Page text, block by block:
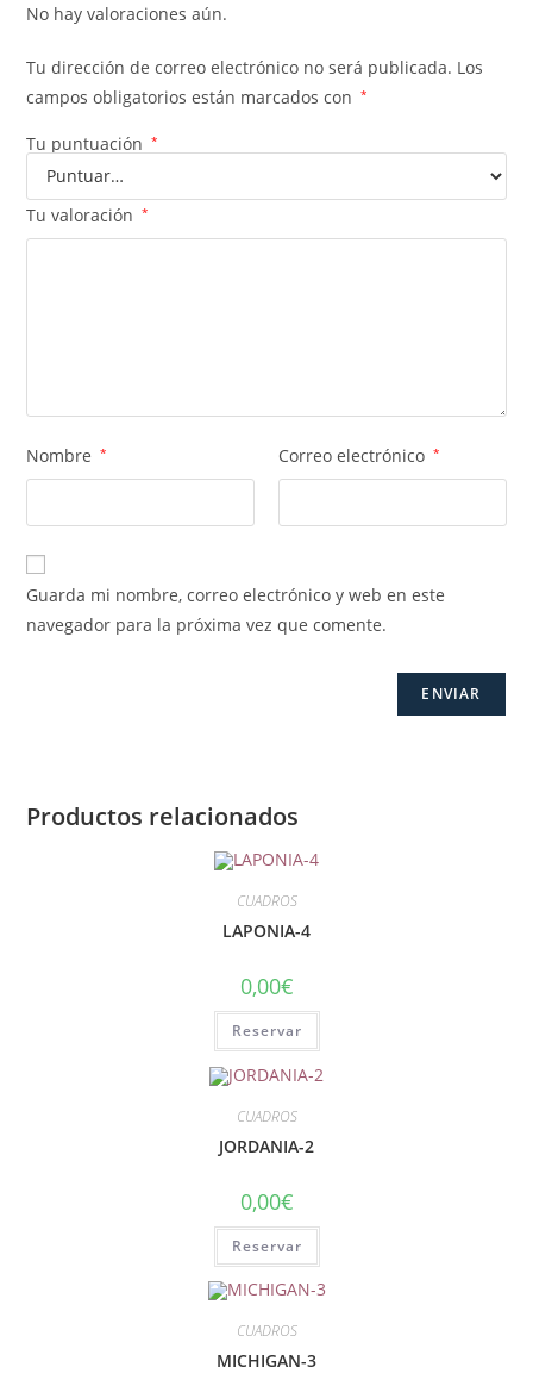
No hay valoraciones aún.
Tu dirección de correo electrónico no será publicada. Los
campos obligatorios están marcados con
*
Tu puntuación *
Tu valoración *
Nombre * Correo electrónico *
Guarda mi nombre, correo electrónico y web en este
navegador para la próxima vez que comente.
Productos relacionados
CUADROS
LAPONIA-4
0,00€
Reservar
CUADROS
JORDANIA-2
0,00€
Reservar
CUADROS
MICHIGAN-3